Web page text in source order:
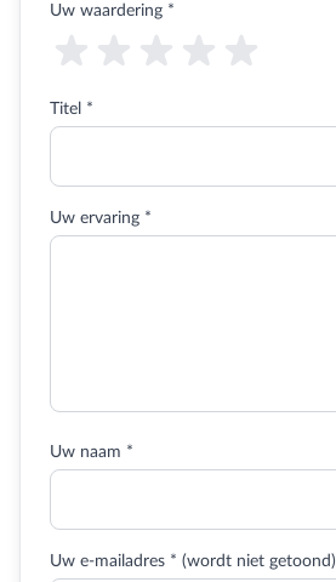
Uw waardering *
Titel *
Uw ervaring *
Uw naam *
Uw e-mailadres * (wordt niet getoond)